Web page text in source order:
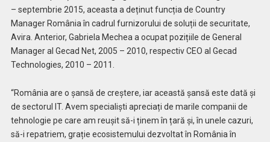
– septembrie 2015, aceasta a deținut funcția de Country
Manager România în cadrul furnizorului de soluții de securitate,
Avira. Anterior, Gabriela Mechea a ocupat pozițiile de General
Manager al Gecad Net, 2005 – 2010, respectiv CEO al Gecad
Technologies, 2010 – 2011.
“România are o șansă de creștere, iar această șansă este dată și
de sectorul IT. Avem specialiști apreciați de marile companii de
tehnologie pe care am reușit să-i ținem în țară și, în unele cazuri,
să-i repatriem, grație ecosistemului dezvoltat în România în